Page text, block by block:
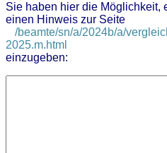
Sie haben hier die Möglichkeit,
einen Hinweis zur Seite
/beamte/sn/a/2024b/a/
2025.m.html
einzugeben: